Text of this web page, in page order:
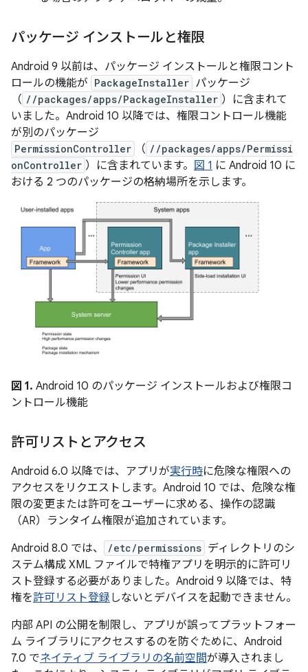
パッケージ インストールと権限
Android 9 以前は、パッケージ インストールと権限コント
ロールの機能が PackageInstaller パッケージ
（ //packages/apps/PackageInstaller ）に含まれて
いました。Android 10 以降では、権限コントロール機能
が別のパッケージ
PermissionController （ //packages/apps/Permissi
onController ）に含まれています。 図 1 に Android 10 に
おける 2 つのパッケージの格納場所を示します。
図 1. Android 10 のパッケージ インストールおよび権限コ
ントロール機能
許可リストとアクセス
Android 6.0 以降では、アプリが実行時に危険な権限への
アクセスをリクエストします。Android 10 では、危険な権
限の変更または許可をユーザーに求める、操作の認識
（AR）ランタイム権限が追加されています。
Android 8.0 では、
/etc/permissions ディレクトリのシ
ステム構成 XML ファイルで特権アプリを明示的に許可リ
スト登録する必要がありました。Android 9 以降では、特
権を許可リスト登録 しないとデバイスを起動できません。
内部 API の公開を制限し、アプリが誤ってプラットフォー
ム ライブラリにアクセスするのを防ぐために、Android
7.0 でネイティブ ライブラリの名前空間が導入されまし